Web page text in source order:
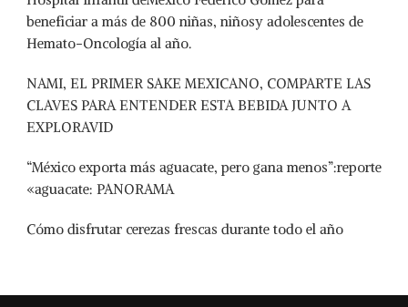
beneficiar a más de 800 niñas, niñosy adolescentes de
Hemato-Oncología al año.
NAMI, EL PRIMER SAKE MEXICANO, COMPARTE LAS
CLAVES PARA ENTENDER ESTA BEBIDA JUNTO A
EXPLORAVID
“México exporta más aguacate, pero gana menos”:reporte
«aguacate: PANORAMA
Cómo disfrutar cerezas frescas durante todo el año